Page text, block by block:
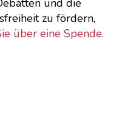
zu fördern,
über eine Spende.